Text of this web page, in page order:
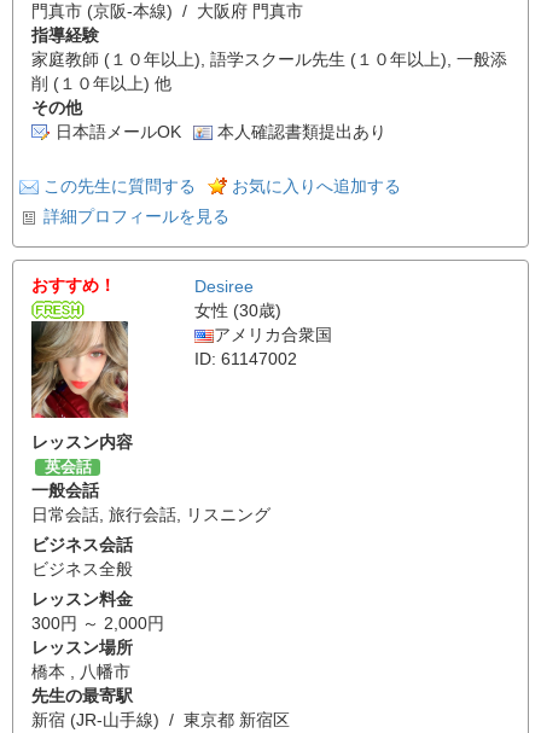
門真市 (京阪-本線) / 大阪府 門真市
指導経験
家庭教師 (１０年以上), 語学スクール先生 (１０年以上), 一般添
削 (１０年以上) 他
その他
日本語メールOK
本人確認書類提出あり
この先生に質問する
お気に入りへ追加する
詳細プロフィールを見る
おすすめ！
Desiree
女性 (30歳)
アメリカ合衆国
ID: 61147002
レッスン内容
英会話
一般会話
日常会話 旅行会話
リスニング
ビジネス会話
ビジネス全般
レッスン料金
300円 ～ 2,000円
レッスン場所
橋本 , 八幡市
先生の最寄駅
新宿 (JR-山手線) / 東京都 新宿区